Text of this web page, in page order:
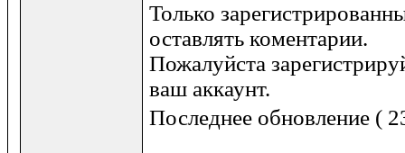
Только
оставлять коментарии.
Пожалуйста
ваш аккаунт.
Последнее обновление (